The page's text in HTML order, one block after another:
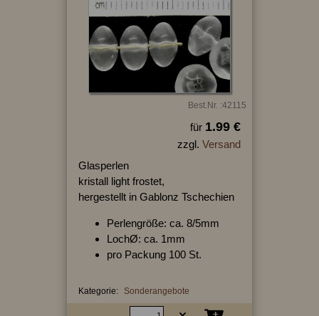
Best.Nr. :42115
für 1.99 €
zzgl. Versand
Glasperlen
kristall light frostet,
hergestellt in Gablonz Tschechien
Perlengröße: ca. 8/5mm
LochØ: ca. 1mm
pro Packung 100 St.
Kategorie: Sonderangebote